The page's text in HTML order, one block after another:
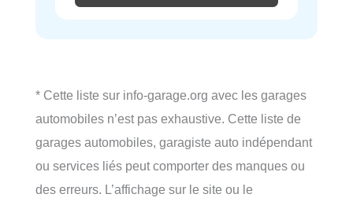
* Cette liste sur info-garage.org avec les garages
automobiles n’est pas exhaustive. Cette liste de
garages automobiles, garagiste auto indépendant
ou services liés peut comporter des manques ou
des erreurs. L’affichage sur le site ou le